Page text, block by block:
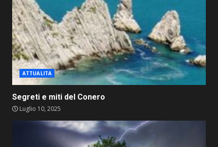
ATTUALITA
Segreti e miti del Conero
Luglio 10, 2025